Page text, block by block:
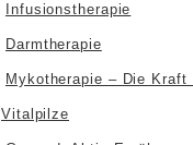
Infusionstherapie
Darmtherapie
Mykotherapie – Die Kraft
Vitalpilze